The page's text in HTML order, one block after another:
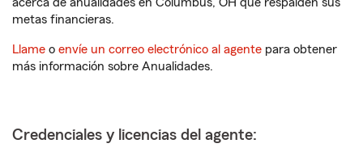
metas financieras.
Llame o envíe un correo electrónico al agente para obtener
más información sobre Anualidades.
Credenciales y licencias del agente: